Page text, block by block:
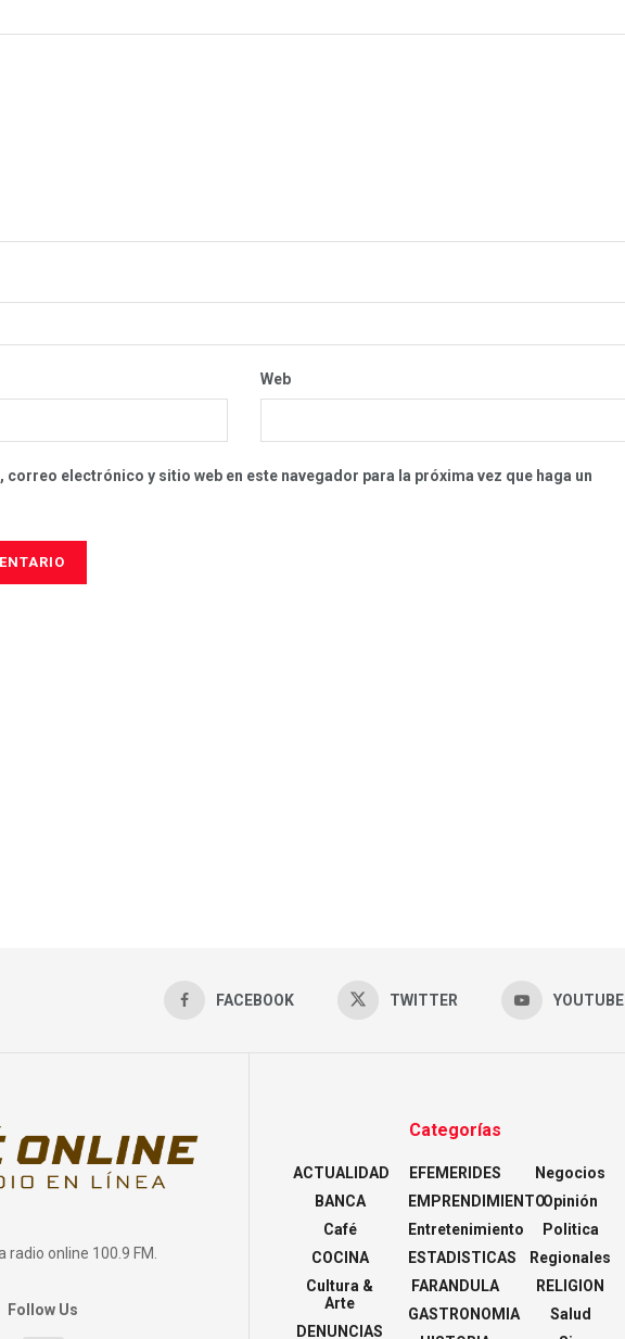
Web
correo electrónico y sitio web en este navegador para la próxima vez que haga un
FACEBOOK TWITTER YOUTUBE
radio online 100.9 FM.
Follow Us
Categorías
ACTUALIDAD
BANCA
Café
COCINA
Cultura &
Arte
DENUNCIAS
EFEMERIDES
EMPRENDIMIENTO
Entretenimiento
ESTADISTICAS
FARANDULA
GASTRONOMIA
Negocios
Opinión
Politica
Regionales
RELIGION
Salud